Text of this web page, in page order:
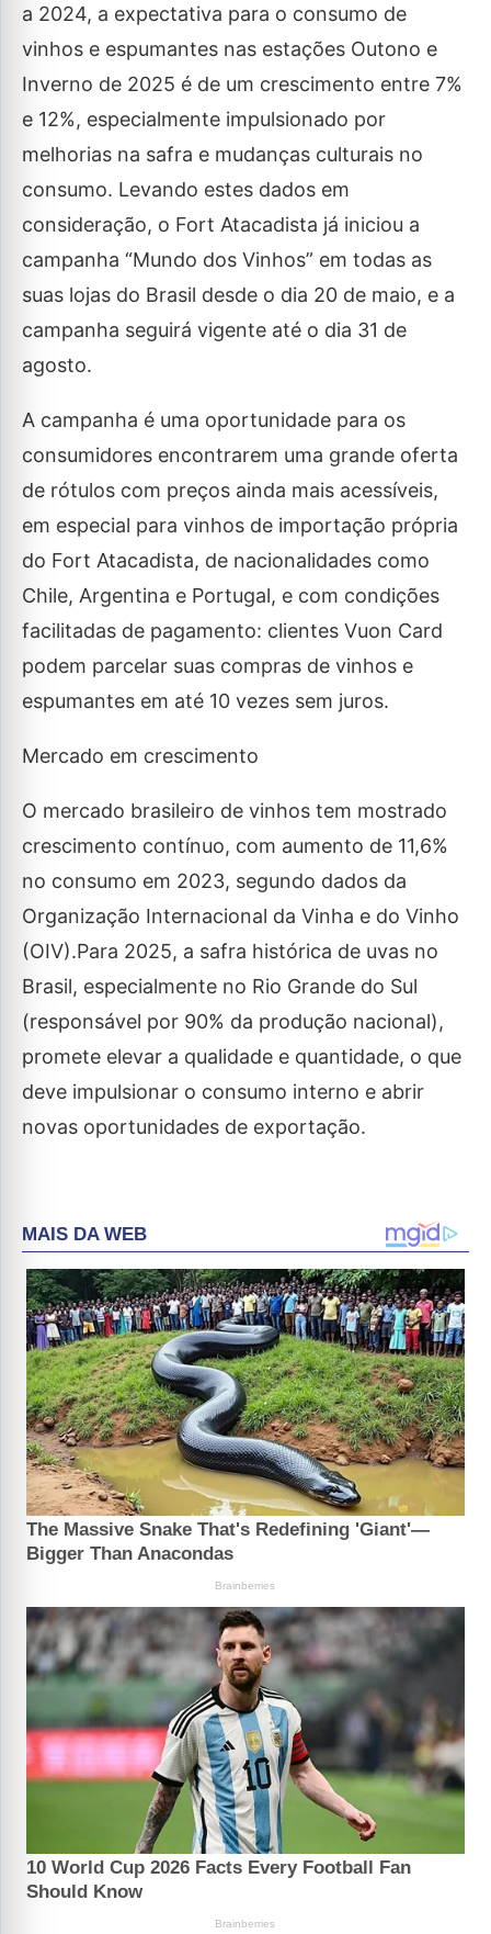
a 2024, a expectativa para o consumo de
vinhos e espumantes nas estações Outono e
Inverno de 2025 é de um crescimento entre 7%
e 12%, especialmente impulsionado por
melhorias na safra e mudanças culturais no
consumo. Levando estes dados em
consideração, o Fort Atacadista já iniciou a
campanha “Mundo dos Vinhos” em todas as
suas lojas do Brasil desde o dia 20 de maio, e a
campanha seguirá vigente até o dia 31 de
agosto.
A campanha é uma oportunidade para os
consumidores encontrarem uma grande oferta
de rótulos com preços ainda mais acessíveis,
em especial para vinhos de importação própria
do Fort Atacadista, de nacionalidades como
Chile, Argentina e Portugal, e com condições
facilitadas de pagamento: clientes Vuon Card
podem parcelar suas compras de vinhos e
espumantes em até 10 vezes sem juros.
Mercado em crescimento
O mercado brasileiro de vinhos tem mostrado
crescimento contínuo, com aumento de 11,6%
no consumo em 2023, segundo dados da
Organização Internacional da Vinha e do Vinho
(OIV).Para 2025, a safra histórica de uvas no
Brasil, especialmente no Rio Grande do Sul
(responsável por 90% da produção nacional),
promete elevar a qualidade e quantidade, o que
deve impulsionar o consumo interno e abrir
novas oportunidades de exportação.